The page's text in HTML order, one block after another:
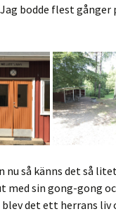
bodde flest gånger
nu så känns det så
med sin gong-gong
det ett herrans liv